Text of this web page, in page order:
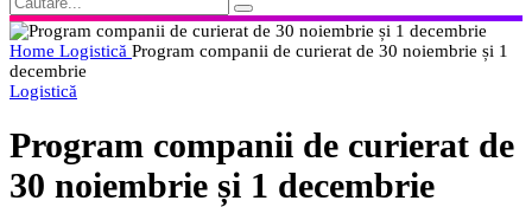
Home Logistică Program companii de curierat de 30 noiembrie și 1
decembrie
Logistică
Program companii de curierat de
30 noiembrie și 1 decembrie